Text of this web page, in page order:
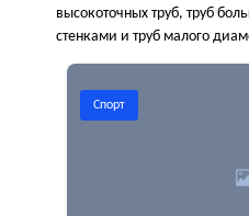
высокоточных труб, труб
стенками и труб малого
Спорт